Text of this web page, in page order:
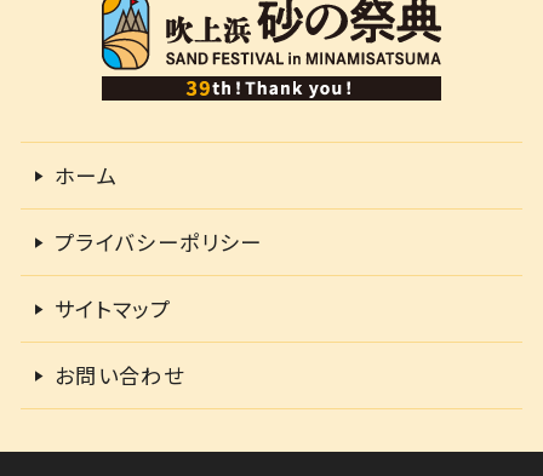
ホーム
プライバシーポリシー
サイトマップ
お問い合わせ